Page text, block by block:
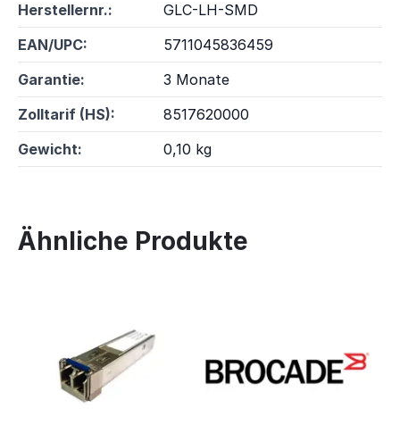
Herstellernr.:
GLC-LH-SMD
EAN/UPC:
5711045836459
Garantie:
3 Monate
Zolltarif (HS):
8517620000
Gewicht:
0,10 kg
Ähnliche Produkte